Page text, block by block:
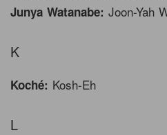
Junya Watanabe: Joon-Yah
K
Koché: Kosh-Eh
L